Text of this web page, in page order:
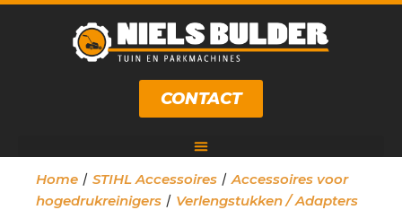
CONTACT
Home / STIHL Accessoires / Accessoires voor
hogedrukreinigers / Verlengstukken / Adapters